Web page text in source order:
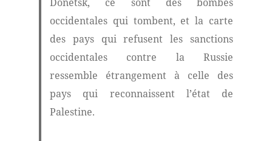
occidentales qui tombent, et la carte
des pays qui refusent les sanctions
occidentales contre la Russie
ressemble étrangement à celle des
pays qui reconnaissent l’état de
Palestine.